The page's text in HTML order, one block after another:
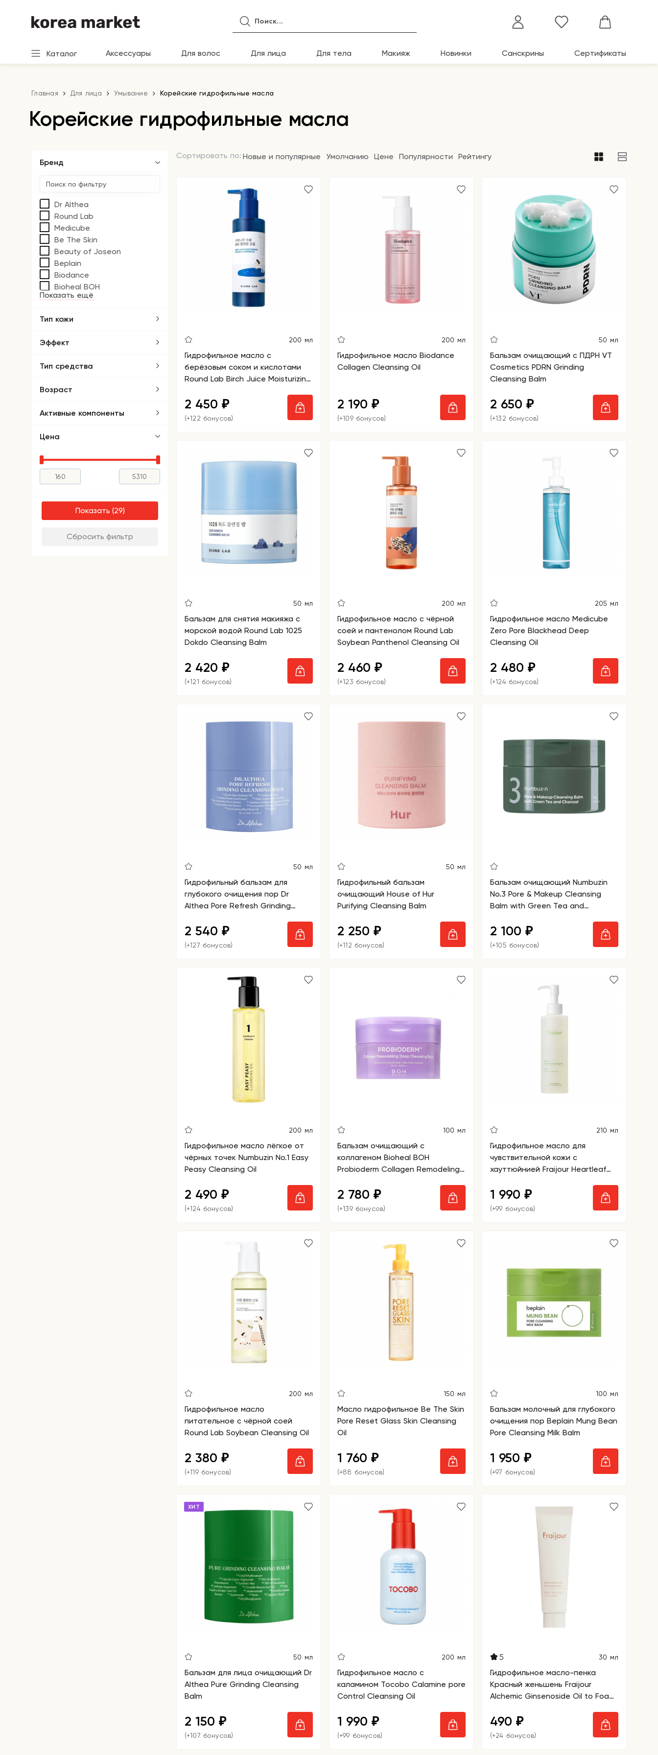
Каталог Аксессуары Для волос Для лица Для тела Макияж Новинки Санскрины Сертификаты
Главная Для лица Умывание Корейские гидрофильные масла
Корейские гидрофильные масла
Сортировать по: Новые и популярные Умолчанию Цене Популярности Рейтингу
200 мл
Гидрофильное масло с
берёзовым соком и кислотами
Round Lab Birch Juice Moisturizing
2 450 ₽
(+122 бонусов)
200 мл
Гидрофильное масло Biodance
Collagen Cleansing Oil
2 190 ₽
(+109 бонусов)
50 мл
Бальзам очищающий с ПДРН VT
Cosmetics PDRN Grinding
Cleansing Balm
2 650 ₽
(+132 бонусов)
50 мл
Бальзам для снятия макияжа с
морской водой Round Lab 1025
Dokdo Cleansing Balm
2 420 ₽
(+121 бонусов)
200 мл
Гидрофильное масло с чёрной
соей и пантенолом Round Lab
Soybean Panthenol Cleansing Oil
2 460 ₽
(+123 бонусов)
205 мл
Гидрофильное масло Medicube
Zero Pore Blackhead Deep
Cleansing Oil
2 480 ₽
(+124 бонусов)
50 мл
Гидрофильный бальзам для
глубокого очищения пор Dr
Althea Pore Refresh Grinding
2 540 ₽
(+127 бонусов)
50 мл
Гидрофильный бальзам
очищающий House of Hur
Purifying Cleansing Balm
2 250 ₽
(+112 бонусов)
Бальзам очищающий Numbuzin
No.3 Pore & Makeup Cleansing
Balm with Green Tea and
2 100 ₽
(+105 бонусов)
200 мл
Гидрофильное масло лёгкое от
чёрных точек Numbuzin No.1 Easy
Peasy Cleansing Oil
2 490 ₽
(+124 бонусов)
100 мл
Бальзам очищающий с
коллагеном Bioheal BOH
Probioderm Collagen Remodeling
2 780 ₽
(+139 бонусов)
210 мл
Гидрофильное масло для
чувствительной кожи с
хауттюйнией Fraijour Heartleaf
1 990 ₽
(+99 бонусов)
200 мл
Гидрофильное масло
питательное с чёрной соей
Round Lab Soybean Cleansing Oil
2 380 ₽
(+119 бонусов)
150 мл
Масло гидрофильное Be The Skin
Pore Reset Glass Skin Cleansing
Oil
1 760 ₽
(+88 бонусов)
100 мл
Бальзам молочный для глубокого
очищения пор Beplain Mung Bean
Pore Cleansing Milk Balm
1 950 ₽
(+97 бонусов)
ХИТ
50 мл
Бальзам для лица очищающий Dr
Althea Pure Grinding Cleansing
Balm
2 150 ₽
(+107 бонусов)
200 мл
Гидрофильное масло с
каламином Tocobo Calamine pore
Control Cleansing Oil
1 990 ₽
(+99 бонусов)
5 30 мл
Гидрофильное масло-пенка
Красный женьшень Fraijour
Alchemic Ginsenoside Oil to Foam
490 ₽
(+24 бонусов)
Бренд
Dr Althea
Round Lab
Medicube
Be The Skin
Beauty of Joseon
Beplain
Biodance
Bioheal BOH
Показать ещё
Тип кожи
Эффект
Тип средства
Возраст
Активные компоненты
Цена
Показать
Сбросить фильтр